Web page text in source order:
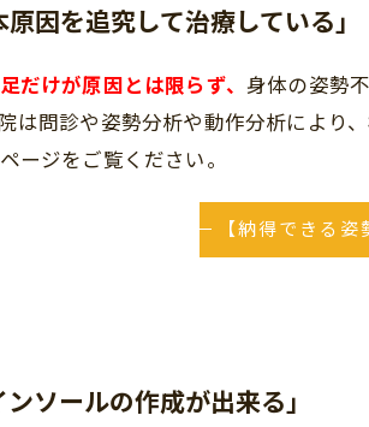
因を追究して治療している」
足だけが原因とは限らず、 身体の姿勢
は問診や姿勢分析や動作分析により、
ージをご覧ください。
【納得できる
ソールの作成が出来る」